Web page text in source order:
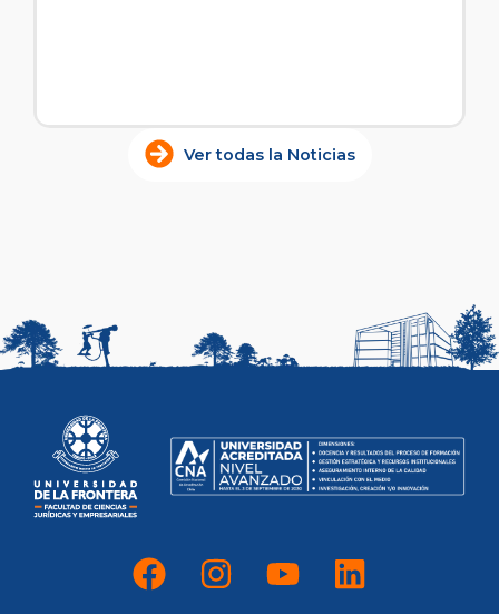
Ver todas la Noticias